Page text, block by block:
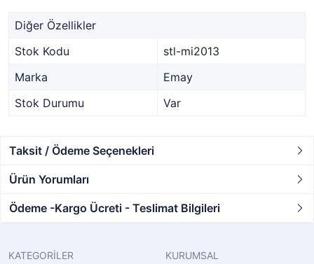
Diğer Özellikler
Stok Kodu
stl-mi2013
Marka
Emay
Stok Durumu
Var
Taksit / Ödeme Seçenekleri
Ürün Yorumları
Ödeme -Kargo Ücreti - Teslimat Bilgileri
KATEGORİLER
KURUMSAL